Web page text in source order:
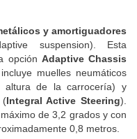
y amortiguadores
suspension). Esta
opción Adaptive Chassis
incluye muelles neumáticos
de la carrocería) y
(Integral Active Steering).
de 3,2 grados y con
0,8 metros.